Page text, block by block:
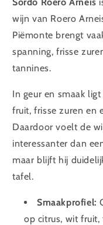
wijn van Roero
Piëmonte brengt
spanning, frisse
tannines.
In geur en smaak
fruit, frisse zuren en
Daardoor voelt de
interessanter dan
maar blijft hij
tafel.
Smaakprofiel:
op citrus, wit fruit,